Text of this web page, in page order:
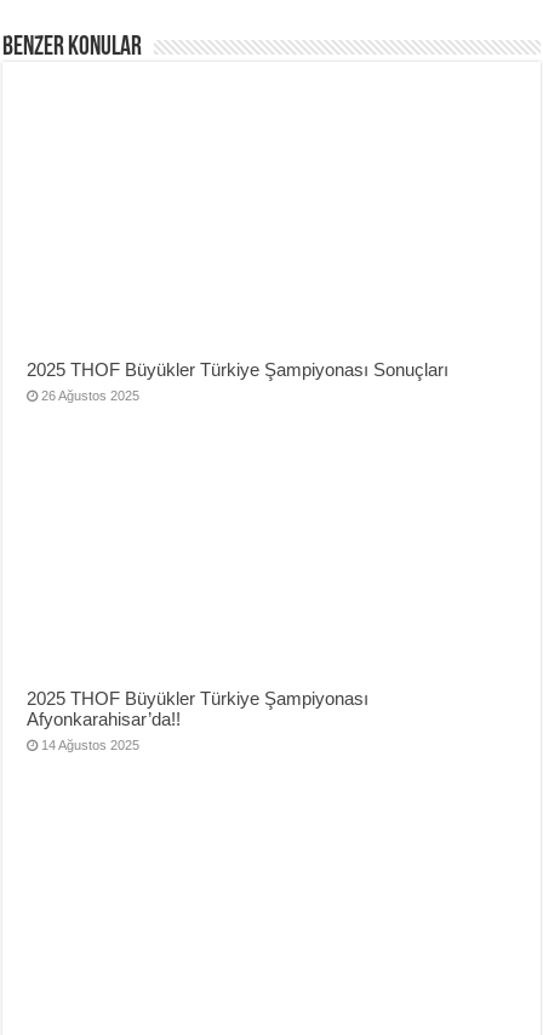
Benzer Konular
2025 THOF Büyükler Türkiye Şampiyonası Sonuçları
26 Ağustos 2025
2025 THOF Büyükler Türkiye Şampiyonası
Afyonkarahisar’da!!
14 Ağustos 2025